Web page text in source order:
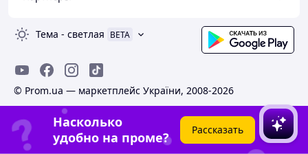
Тема - светлая BETA
© Prom.ua — маркетплейс України, 2008-2026
Насколько
удобно на проме?
Рассказать